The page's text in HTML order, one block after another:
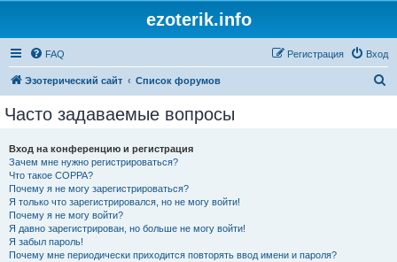
ezoterik.info
FAQ Вход
Регистрация
Эзотерический сайт Список форумов
Часто задаваемые вопросы
Вход на конференцию и регистрация
Зачем мне нужно регистрироваться?
Что такое COPPA?
Почему я не могу зарегистрироваться?
Я только что зарегистрировался, но не могу войти!
Почему я не могу войти?
Я давно зарегистрирован, но больше не могу войти!
Я забыл пароль!
Почему мне периодически приходится повторять ввод имени и пароля?